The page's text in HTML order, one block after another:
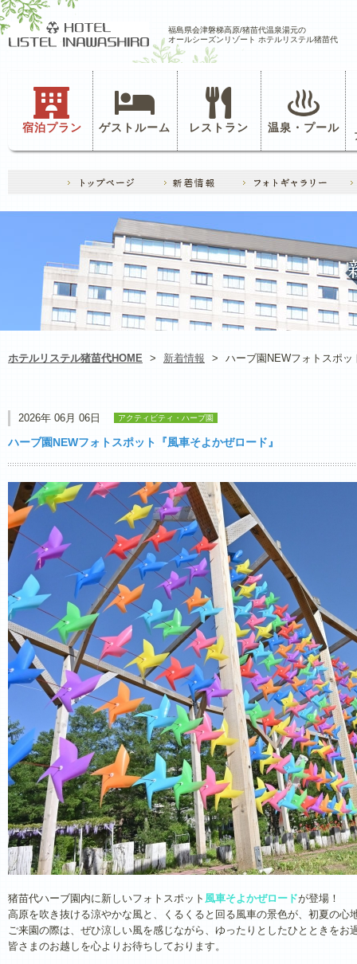
福島県会津磐梯高原/猪苗代温泉湯元の
オールシーズンリゾート ホテルリステル猪苗代
宿泊プラン ゲストルーム レストラン 温泉・プール
ホテルリステル猪苗代HOME > 新着情報 > ハーブ園NEWフォトスポ
2026年 06月 06日 アクティビティ・ハーブ園
ハーブ園NEWフォトスポット『風車そよかぜロード』
猪苗代ハーブ園内に新しいフォトスポット 風車そよかぜロードが登場！
高原を吹き抜ける涼やかな風と、くるくると回る風車の景色が、初夏の心
ご来園の際は、ぜひ涼しい風を感じながら、ゆったりとしたひとときをお
皆さまのお越しを心よりお待ちしております。